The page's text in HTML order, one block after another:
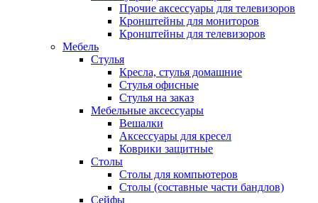
Прочие аксессуары для телевизоров
Кронштейны для мониторов
Кронштейны для телевизоров
Мебель
Стулья
Кресла, стулья домашние
Стулья офисные
Стулья на заказ
Мебельные аксессуары
Вешалки
Аксессуары для кресел
Коврики защитные
Столы
Столы для компьютеров
Столы (составные части бандлов)
Сейфы